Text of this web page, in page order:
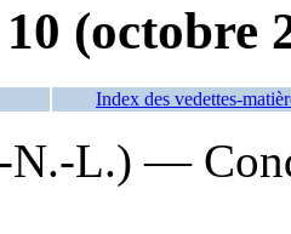
(octobre
Index des vedettes-
N.-L.) —